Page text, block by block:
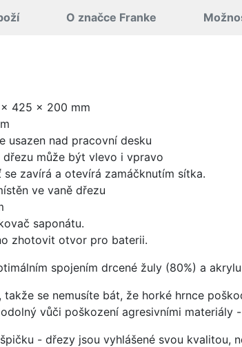
O značce Franke
425 x 200 mm
usazen nad pracovní desku
dřezu může být vlevo i vpravo
zavírá a otevírá zamáčknutím sítka.
ve vaně dřezu
saponátu.
zhotovit otvor pro baterii.
spojením drcené žuly (80%) a
se nemusíte bát, že horké hrnce
vůči poškození agresivními
- dřezy jsou vyhlášené svou kvalitou,